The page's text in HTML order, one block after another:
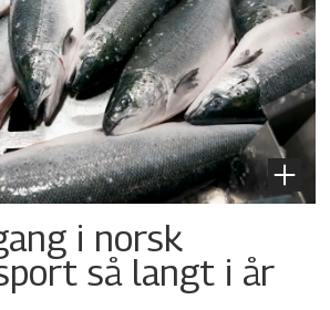
i norsk
så langt i år